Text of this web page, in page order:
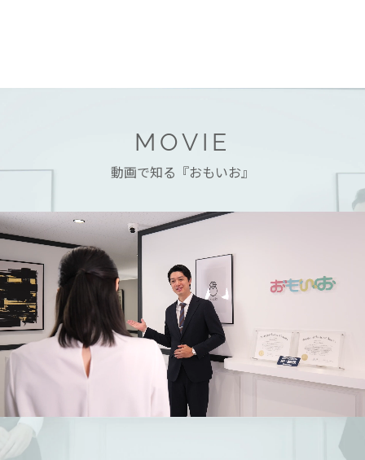
MOVIE
動画で知る『おもいお』